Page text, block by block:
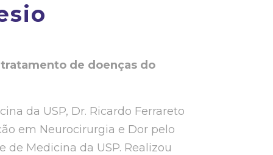
de doenças do
da USP, Dr. Ricardo Ferrareto
em Neurocirurgia e Dor pelo
de Medicina da USP. Realizou